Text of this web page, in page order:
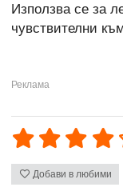
Използва се за
чувствителни
Добави в любими